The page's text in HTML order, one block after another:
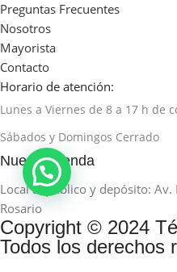
Preguntas Frecuentes
Nosotros
Mayorista
Contacto
Horario de atención:
Lunes a Viernes de 8 a 17 h de
Sábados y Domingos Cerrado
Nuestra tienda
Local al público y depósito:
Rosario
Copyright © 2024
Todos los derechos